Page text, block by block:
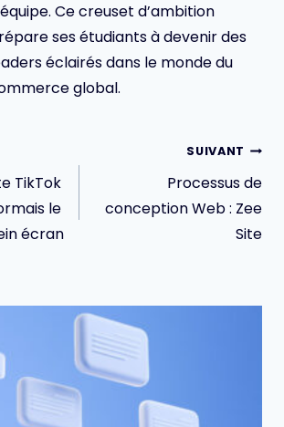
Ce creuset d’ambition
ses étudiants à devenir des
éclairés dans le monde du
global.
TikTok
le
écran
SUIVANT
Processus de
conception Web : Zee
Site